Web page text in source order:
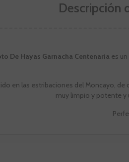
Descripción
De Hayas Garnacha Centenaria es
en las estribaciones del Moncayo, de
muy limpio y potente y